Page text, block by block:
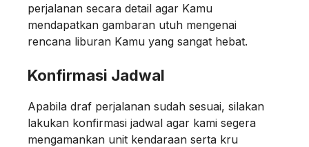
perjalanan secara detail agar Kamu
mendapatkan gambaran utuh mengenai
rencana liburan Kamu yang sangat hebat.
Konfirmasi Jadwal
Apabila draf perjalanan sudah sesuai, silakan
lakukan konfirmasi jadwal agar kami segera
mengamankan unit kendaraan serta kru